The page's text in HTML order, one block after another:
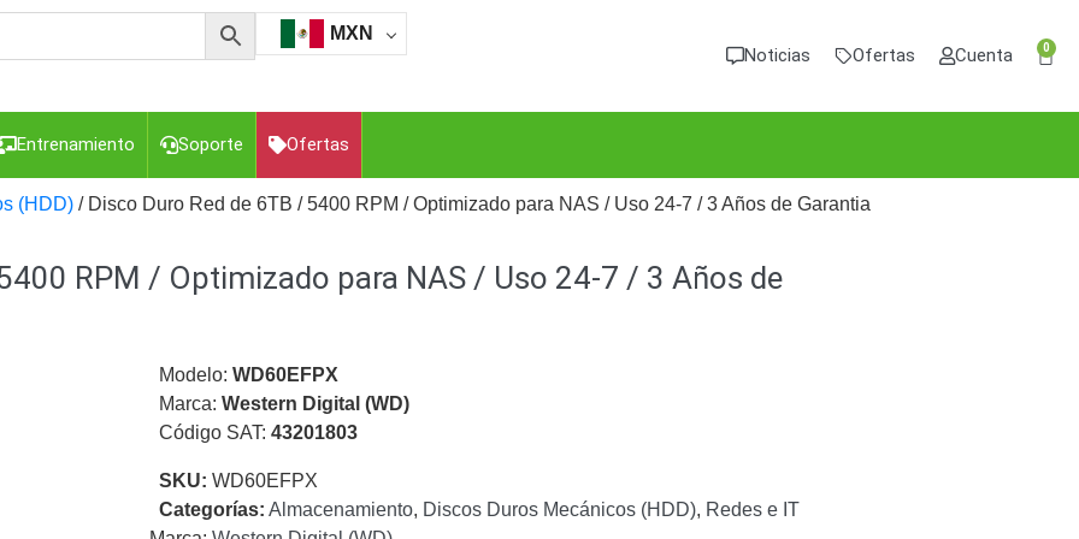
MXN
Noticias Ofertas Cuenta 0
Entrenamiento Soporte Ofertas
para Computadora y SmartphonesCajas de
Gabinetes de Acero para DVR y NVR
Gabinetes para
Transceptores de Video
Cable Coaxial y ConectoresCables Armados -
(HDD) / Disco Duro Red de 6TB / 5400 RPM / Optimizado para NAS / Uso 24-7 / 3 Años de Garantia
RPM / Optimizado para NAS / Uso 24-7 / 3 Años de
Modelo: WD60EFPX
Marca: Western Digital (WD)
Código SAT: 43201803
SKU: WD60EFPX
Categorías: Almacenamiento, Discos Duros Mecánicos (HDD), Redes e IT